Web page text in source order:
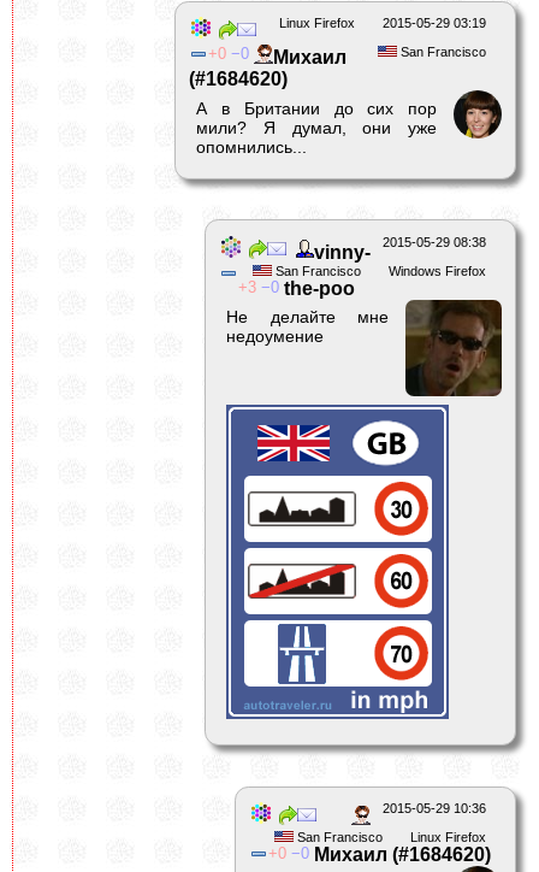
2015-05-29 03:19
Linux Firefox
San Francisco
0 0
Михаил
(#1684620)
А в Британии до сих пор
мили? Я думал, они уже
опомнились...
2015-05-29 08:38
Windows Firefox
San Francisco
3 0
vinny-
the-poo
Не делайте мне
недоумение
2015-05-29 10:36
Linux Firefox
San Francisco
0 0 Михаил (#1684620)